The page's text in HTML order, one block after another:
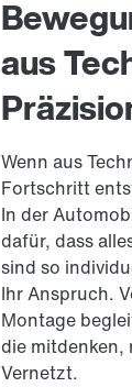
aus
Wenn aus
Fortschritt
In der
dafür, dass
sind so
Ihr Anspruch.
Montage
die mitdenken,
Vernetzt.